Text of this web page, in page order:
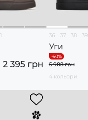
2 395 грн
36 37 38 39
Уги
5 988 грн
4 кольори